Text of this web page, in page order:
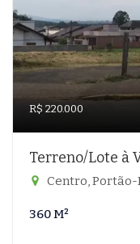
R$ 220.000
Terreno/Lote à
Centro, Portão-
360 M²